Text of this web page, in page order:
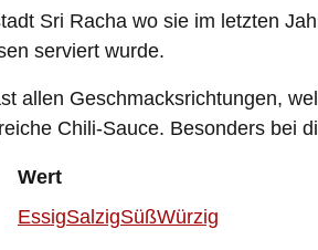
Sri Racha wo sie im letzten
serviert wurde.
allen Geschmacksrichtungen,
Chili-Sauce. Besonders bei
Wert
EssigSalzigSüßWürzig